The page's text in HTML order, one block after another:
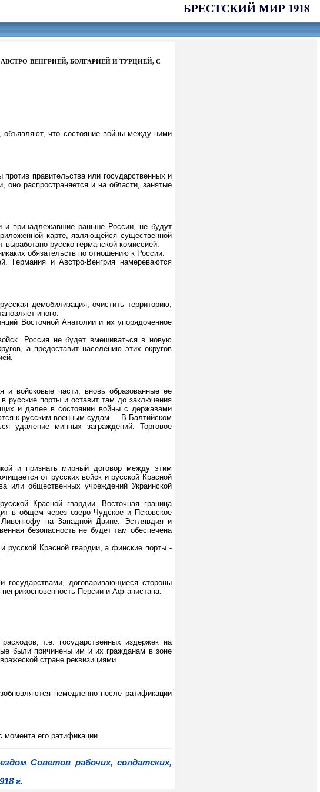
БРЕСТСКИЙ МИР 1918
ВЕНГРИЕЙ, БОЛГАРИЕЙ И ТУРЦИЕЙ, С
объявляют, что состояние войны между ними
правительства или государственных и
оно распространяется и на области, занятые
и принадлежавшие раньше России, не будут
карте, являющейся существенной
русско-германской комиссией.
обязательств по отношению к России.
Германия и Австро-Венгрия намереваются
демобилизация, очистить территорию,
иного.
Восточной Анатолии и их упорядоченное
Россия не будет вмешиваться в новую
а предоставит населению этих округов
и войсковые части, вновь образованные ее
русские порты и оставит там до заключения
и далее в состоянии войны с державами
к русским военным судам. ...В Балтийском
удаление минных заграждений. Торговое
и признать мирный договор между этим
от русских войск и русской Красной
или общественных учреждений Украинской
Красной гвардии. Восточная граница
в общем через озеро Чудское и Псковское
на Западной Двине. Эстлявдия и
безопасность не будет там обеспечена
русской Красной гвардии, а финские порты -
договаривающиеся стороны
Персии и Афганистана.
т.е. государственных издержек на
были причинены им и их гражданам в зоне
стране реквизициями.
немедленно после ратификации
его ратификации.
Советов рабочих, солдатских,
г.